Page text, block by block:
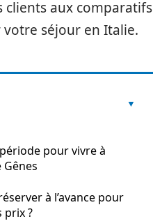
clients aux comparatifs
séjour en Italie.
pour vivre à
Gênes
à l’avance pour
prix ?